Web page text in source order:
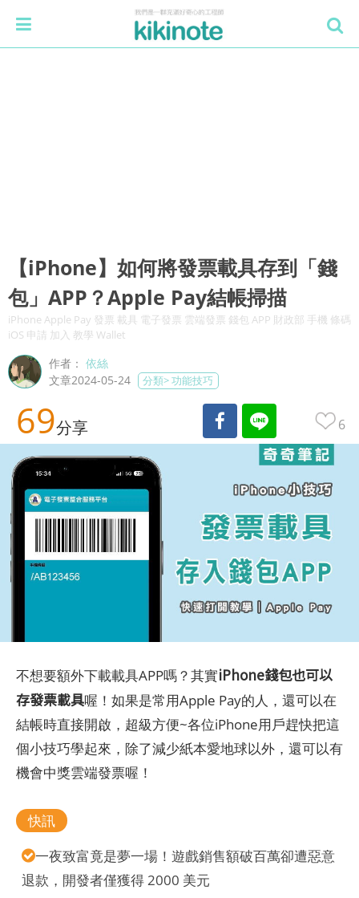
【iPhone】如何將發票載具存到「錢
包」APP？Apple Pay結帳掃描
iPhone Apple Pay 發票 載具 電子發票 雲端發票 錢包 APP 財政部 手機 條碼
iOS 申請 加入 教學 Wallet
作者：依絲
文章2024-05-24
分類>功能技巧
69分享 6
不想要額外下載載具APP嗎？其實iPhone錢包也可以
存發票載具喔！如果是常用Apple Pay的人，還可以在
結帳時直接開啟，超級方便~各位iPhone用戶趕快把這
個小技巧學起來，除了減少紙本愛地球以外，還可以有
機會中獎雲端發票喔！
快訊
一夜致富竟是夢一場！遊戲銷售額破百萬卻遭惡意
退款，開發者僅獲得 2000 美元